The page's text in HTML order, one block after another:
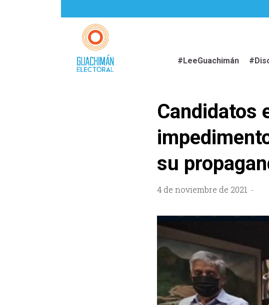
#LeeGuachimán
Candidatos
su
4 de noviembre de 2021